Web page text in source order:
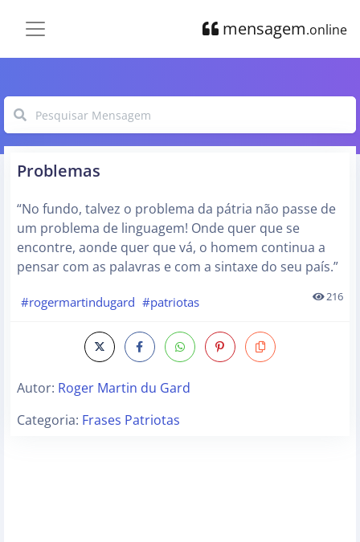
mensagem.online
Problemas
“No fundo, talvez o problema da pátria não passe de
um problema de linguagem! Onde quer que se
encontre, aonde quer que vá, o homem continua a
pensar com as palavras e com a sintaxe do seu país.”
#rogermartindugard #patriotas 216
Autor: Roger Martin du Gard
Categoria: Frases Patriotas